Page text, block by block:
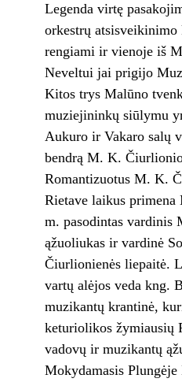
Legenda virtę
orkestrų
rengiami ir vienoje iš
Neveltui jai prigijo
Kitos trys Malūno
muziejininkų siūlymu
Aukuro ir Vakaro salų
bendrą M. K.
Romantizuotus M. K.
Rietave laikus
m. pasodintas
ąžuoliukas ir vardinė
Čiurlionienės liepaitė.
vartų alėjos veda kng.
muzikantų krantinė,
keturiolikos žymiausių
vadovų ir muzikantų
Mokydamasis